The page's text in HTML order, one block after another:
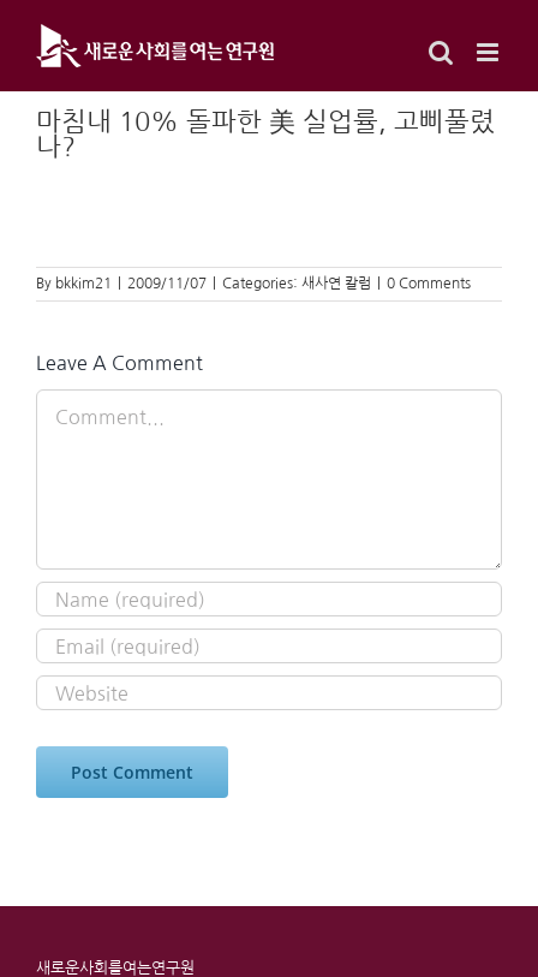
content
마침내 10% 돌파한 美 실업률, 고삐풀렸
나?
By bkkim21 2009/11/07 Categories: 새사연 칼럼 0 Comments
Leave A Comment
새로운사회를여는연구원